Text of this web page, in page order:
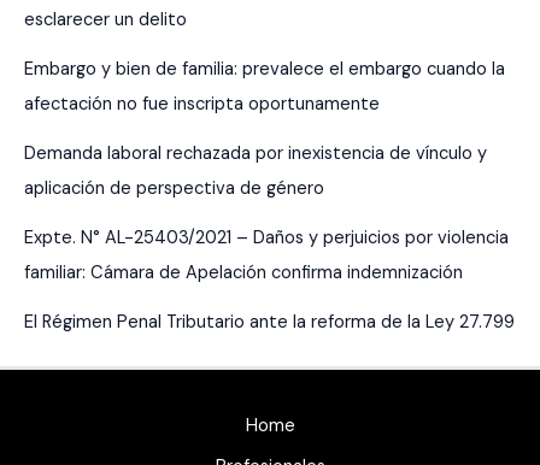
esclarecer un delito
Embargo y bien de familia: prevalece el embargo cuando la
afectación no fue inscripta oportunamente
Demanda laboral rechazada por inexistencia de vínculo y
aplicación de perspectiva de género
Expte. N° AL-25403/2021 – Daños y perjuicios por violencia
familiar: Cámara de Apelación confirma indemnización
El Régimen Penal Tributario ante la reforma de la Ley 27.799
Home